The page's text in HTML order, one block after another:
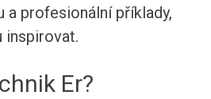
a profesionální příklady,
inspirovat.
Er?